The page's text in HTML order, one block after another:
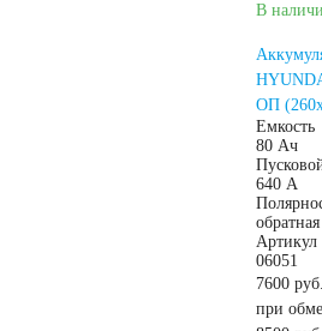
Аккумуляторы для
В
ОП
Емкость
80 Ач
640 А
Артикул
06051
7600 руб.
при